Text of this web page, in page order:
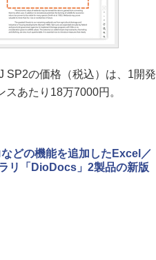
の価格（税込）は、1開発
あたり18万7000円。
どの機能を追加したExcel／
リ「DioDocs」2製品の新版